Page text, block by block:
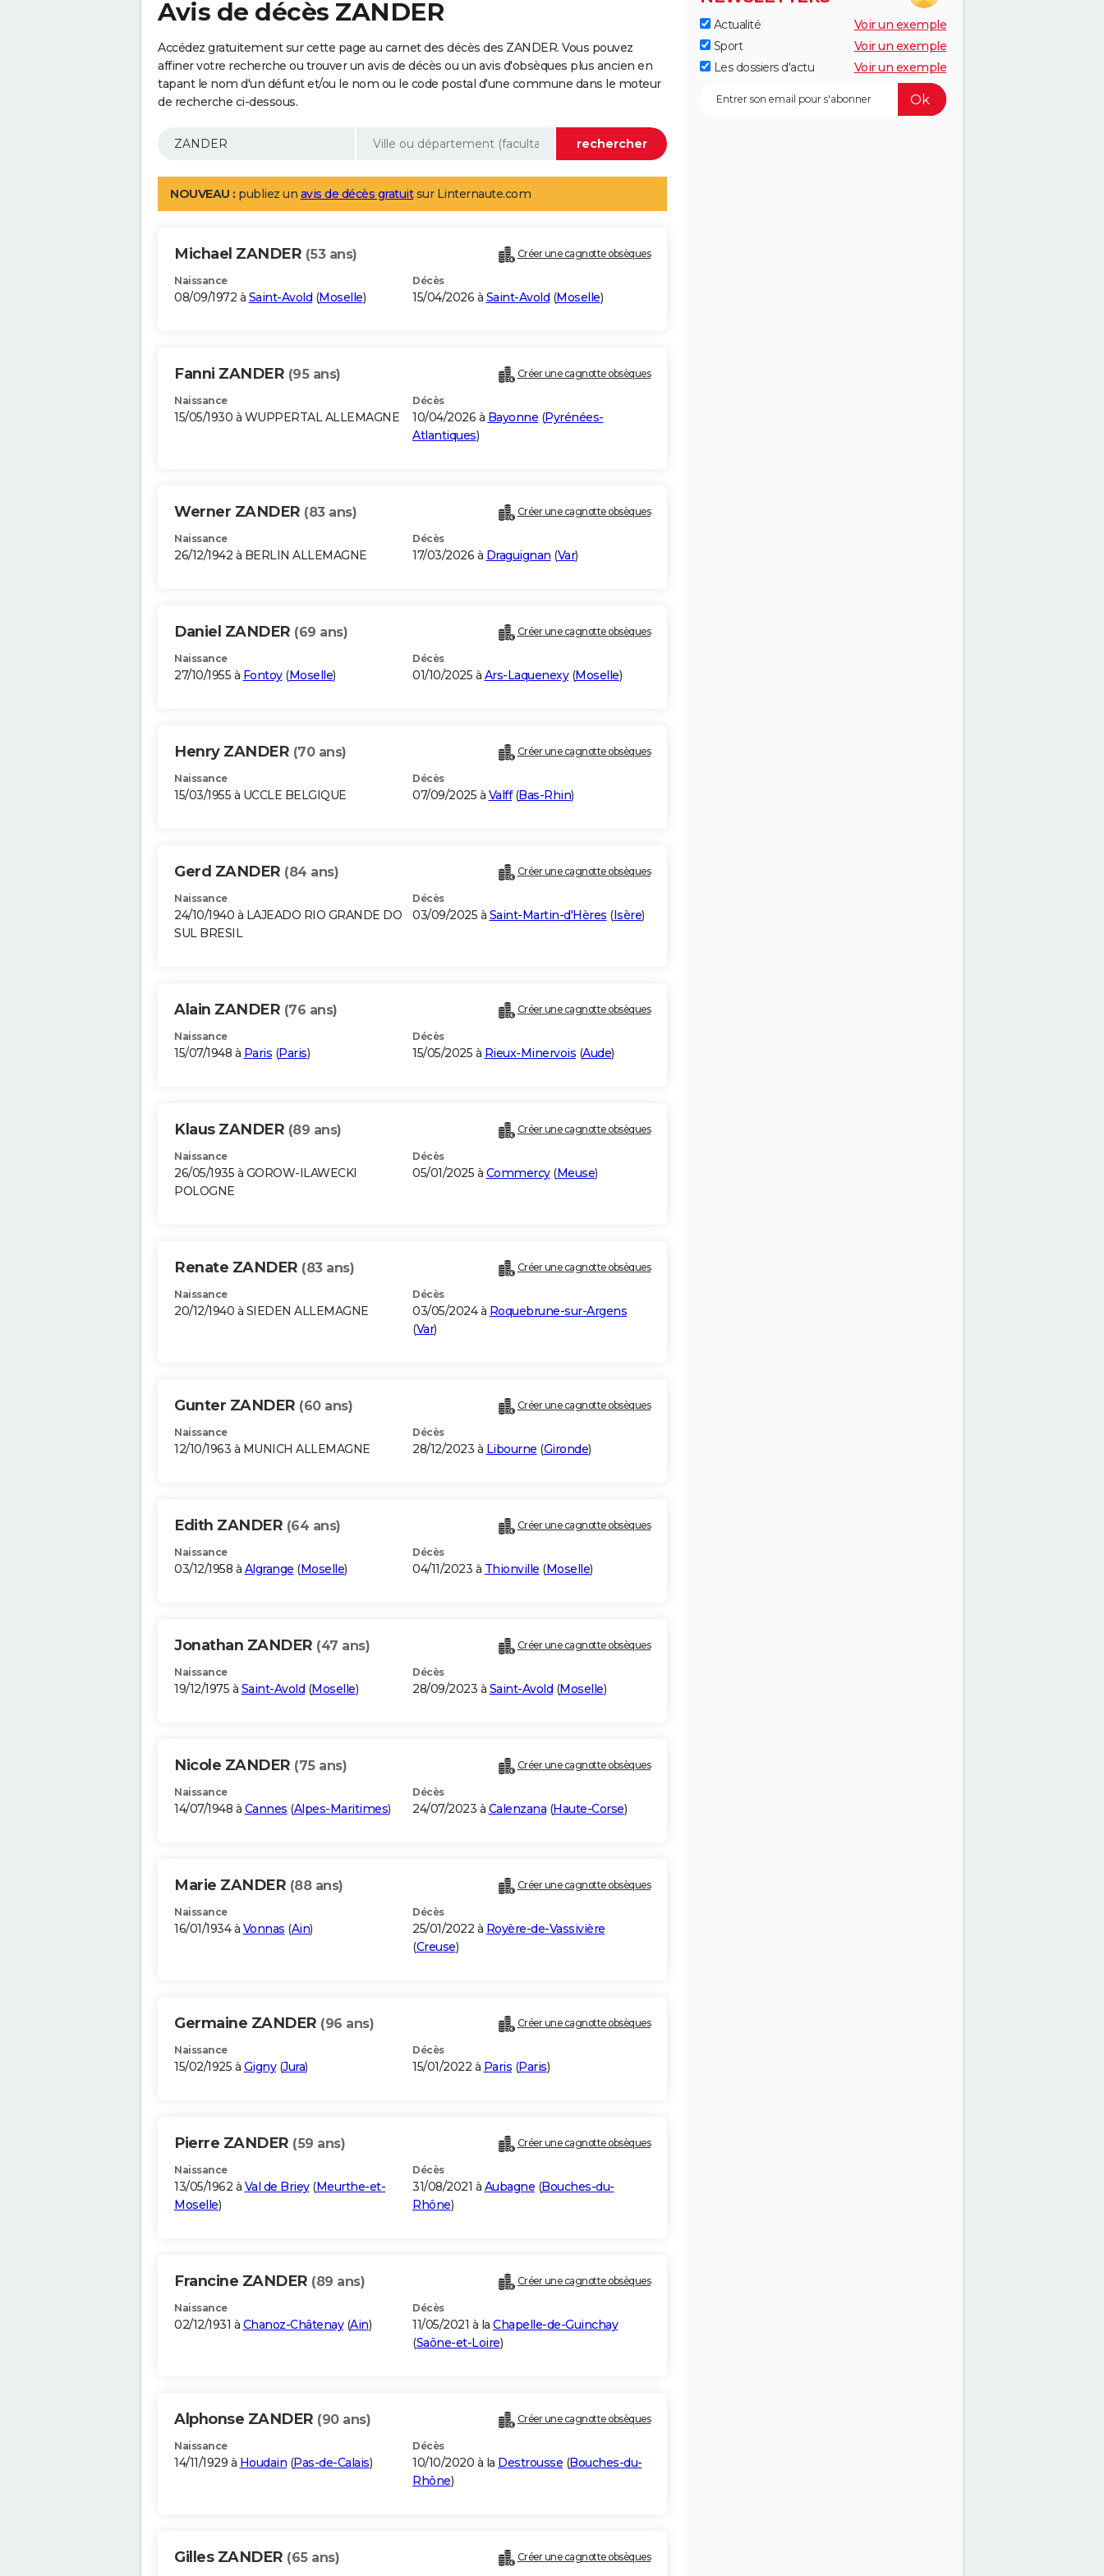
Avis de décès ZANDER
Accédez gratuitement sur cette page au carnet des décès des ZANDER. Vous pouvez
affiner votre recherche ou trouver un avis de décès ou un avis d'obsèques plus ancien en
tapant le nom d'un défunt et/ou le nom ou le code postal d'une commune dans le moteur
de recherche ci-dessous.
NOUVEAU : publiez un avis de décès gratuitsur Linternaute.com
Michael ZANDER (53 ans) Créer une cagnotte obsèques
Naissance
08/09/1972 à Saint-Avold (Moselle)
Décès
15/04/2026 à Saint-Avold (Moselle)
Fanni ZANDER (95 ans) Créer une cagnotte obsèques
Naissance
15/05/1930 à WUPPERTAL ALLEMAGNE
Décès
10/04/2026 à Bayonne (Pyrénées-
Atlantiques)
Werner ZANDER (83 ans) Créer une cagnotte obsèques
Naissance
26/12/1942 à BERLIN ALLEMAGNE
Décès
17/03/2026 à Draguignan (Var)
Daniel ZANDER (69 ans) Créer une cagnotte obsèques
Naissance
27/10/1955 à Fontoy(Moselle)
Décès
01/10/2025 à Ars-Laquenexy(Moselle)
Henry ZANDER (70 ans) Créer une cagnotte obsèques
Naissance
15/03/1955 à UCCLE BELGIQUE
Décès
07/09/2025 à Valff(Bas-Rhin)
Gerd ZANDER (84 ans) Créer une cagnotte obsèques
Naissance
24/10/1940 à LAJEADO RIO GRANDE DO
SUL BRESIL
Décès
03/09/2025 à Saint-Martin-d'Hères (Isère)
Alain ZANDER (76 ans) Créer une cagnotte obsèques
Naissance
15/07/1948 à Paris (Paris)
Décès
15/05/2025 à Rieux-Minervois (Aude)
Klaus ZANDER (89 ans) Créer une cagnotte obsèques
Naissance
26/05/1935 à GOROW-ILAWECKI
POLOGNE
Décès
05/01/2025 à Commercy(Meuse)
Renate ZANDER (83 ans) Créer une cagnotte obsèques
Naissance
20/12/1940 à SIEDEN ALLEMAGNE
Décès
03/05/2024 à Roquebrune-sur-Argens
(Var)
Gunter ZANDER (60 ans) Créer une cagnotte obsèques
Naissance
12/10/1963 à MUNICH ALLEMAGNE
Décès
28/12/2023 à Libourne (Gironde)
Edith ZANDER (64 ans) Créer une cagnotte obsèques
Naissance
03/12/1958 à Algrange (Moselle)
Décès
04/11/2023 à Thionville (Moselle)
Jonathan ZANDER (47 ans) Créer une cagnotte obsèques
Naissance
19/12/1975 à Saint-Avold (Moselle)
Décès
28/09/2023 à Saint-Avold (Moselle)
Nicole ZANDER (75 ans) Créer une cagnotte obsèques
Naissance
14/07/1948 à Cannes (Alpes-Maritimes)
Décès
24/07/2023 à Calenzana (Haute-Corse)
Marie ZANDER (88 ans) Créer une cagnotte obsèques
Naissance
16/01/1934 à Vonnas (Ain)
Décès
25/01/2022 à Royère-de-Vassivière
(Creuse)
Germaine ZANDER (96 ans) Créer une cagnotte obsèques
Naissance
15/02/1925 à Gigny(Jura)
Décès
15/01/2022 à Paris (Paris)
Pierre ZANDER (59 ans) Créer une cagnotte obsèques
Naissance
13/05/1962 à Val de Briey(Meurthe-et-
Moselle)
Décès
31/08/2021 à Aubagne (Bouches-du-
Rhône)
Francine ZANDER (89 ans) Créer une cagnotte obsèques
Naissance
02/12/1931 à Chanoz-Châtenay(Ain)
Décès
11/05/2021 à la Chapelle-de-Guinchay
(Saône-et-Loire)
Alphonse ZANDER (90 ans) Créer une cagnotte obsèques
Naissance
14/11/1929 à Houdain (Pas-de-Calais)
Décès
10/10/2020 à la Destrousse (Bouches-du-
Rhône)
Gilles ZANDER (65 ans) Créer une cagnotte obsèques
Actualité
Voir un exemple
Sport
Voir un exemple
Les dossiers d'actu
Voir un exemple